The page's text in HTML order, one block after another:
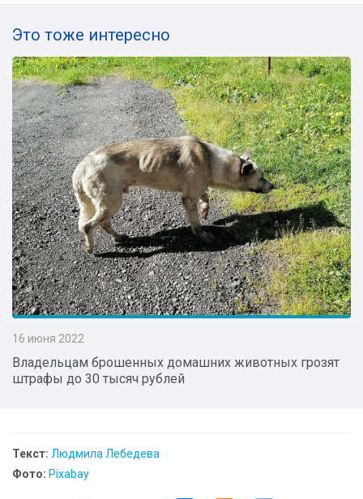
Это тоже интересно
16 июня 2022
Владельцам брошенных домашних животных грозят
штрафы до 30 тысяч рублей
Текст: Людмила Лебедева
Фото: Pixabay